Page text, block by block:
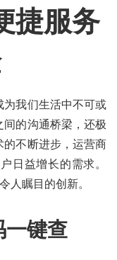
捷服务
为我们生活中不可或
的沟通桥梁，还极
的不断进步，运营商
日益增长的需求。
人瞩目的创新。
一键查